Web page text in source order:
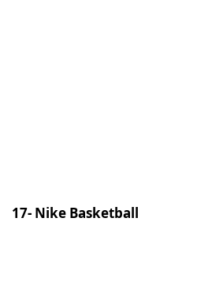
17- Nike Basketball